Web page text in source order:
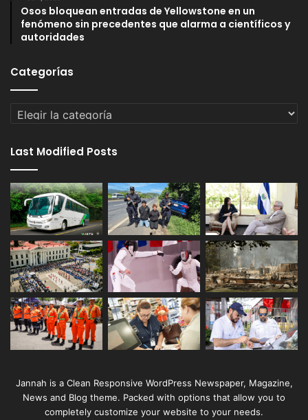
Osos bloquean entradas de Yellowstone en un
fenómeno sin precedentes que alarma a científicos y
autoridades
Categorías
Categorías
Last Modified Posts
Jannah is a Clean Responsive WordPress Newspaper, Magazine,
News and Blog theme. Packed with options that allow you to
completely customize your website to your needs.